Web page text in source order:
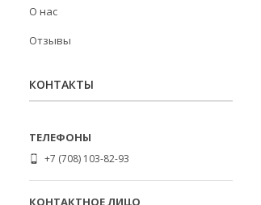
О нас
Отзывы
КОНТАКТЫ
+7 (708) 103-82-93